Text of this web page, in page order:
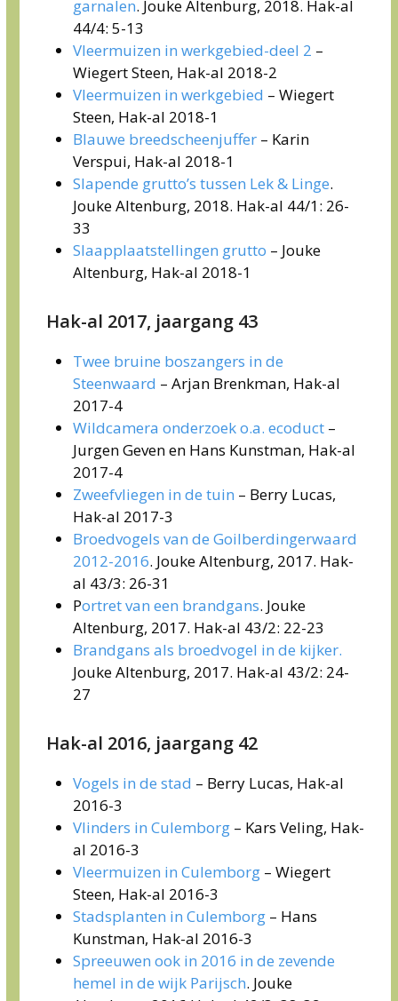
garnalen. Jouke Altenburg, 2018. Hak-al
44/4: 5-13
Vleermuizen in werkgebied-deel 2 –
Wiegert Steen, Hak-al 2018-2
Vleermuizen in werkgebied – Wiegert
Steen, Hak-al 2018-1
Blauwe breedscheenjuffer – Karin
Verspui, Hak-al 2018-1
Slapende grutto’s tussen Lek & Linge.
Jouke Altenburg, 2018. Hak-al 44/1: 26-
33
Slaapplaatstellingen grutto – Jouke
Altenburg, Hak-al 2018-1
Hak-al 2017, jaargang 43
Twee bruine boszangers in de
Steenwaard – Arjan Brenkman, Hak-al
2017-4
Wildcamera onderzoek o.a. ecoduct –
Jurgen Geven en Hans Kunstman, Hak-al
2017-4
Zweefvliegen in de tuin – Berry Lucas,
Hak-al 2017-3
Broedvogels van de Goilberdingerwaard
2012-2016. Jouke Altenburg, 2017. Hak-
al 43/3: 26-31
Portret van een brandgans. Jouke
Altenburg, 2017. Hak-al 43/2: 22-23
Brandgans als broedvogel in de kijker.
Jouke Altenburg, 2017. Hak-al 43/2: 24-
27
Hak-al 2016, jaargang 42
Vogels in de stad – Berry Lucas, Hak-al
2016-3
Vlinders in Culemborg – Kars Veling, Hak-
al 2016-3
Vleermuizen in Culemborg – Wiegert
Steen, Hak-al 2016-3
Stadsplanten in Culemborg – Hans
Kunstman, Hak-al 2016-3
Spreeuwen ook in 2016 in de zevende
hemel in de wijk Parijsch. Jouke